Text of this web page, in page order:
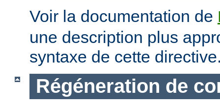
Voir la documentation de
une description plus
syntaxe de cette
Régéneration de